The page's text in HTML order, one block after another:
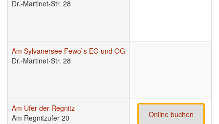
Dr.-Martinet-Str. 28
Am Sylvanersee Fewo`s EG und OG
Dr.-Martinet-Str. 28
Am Ufer der Regnitz
Am Regnitzufer 20
Online buchen